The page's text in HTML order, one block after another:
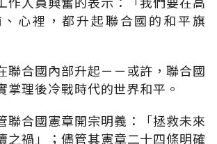
心裡，都升起聯合國的和平旗
聯合國內部升起－－或許，聯合國
掌理後冷戰時代的世界和平。
聯合國憲章開宗明義：「拯救未來
之禍」；儘管其憲章二十四條明確